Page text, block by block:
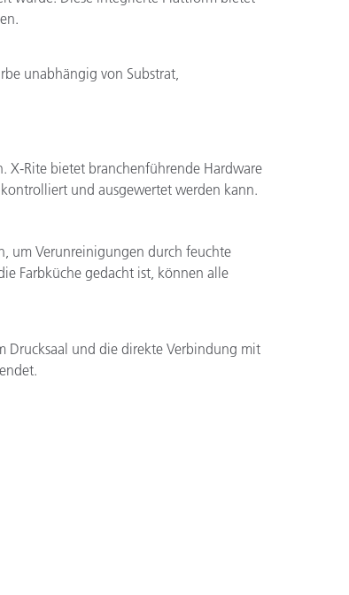
unabhängig von Substrat,
X-Rite bietet branchenführende Hardware
und ausgewertet werden kann.
um Verunreinigungen durch feuchte
Farbküche gedacht ist, können alle
Drucksaal und die direkte Verbindung mit